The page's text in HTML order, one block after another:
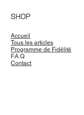
SHOP
Accueil
Tous les articles
Programme de Fidélité
F.A.Q
Contact